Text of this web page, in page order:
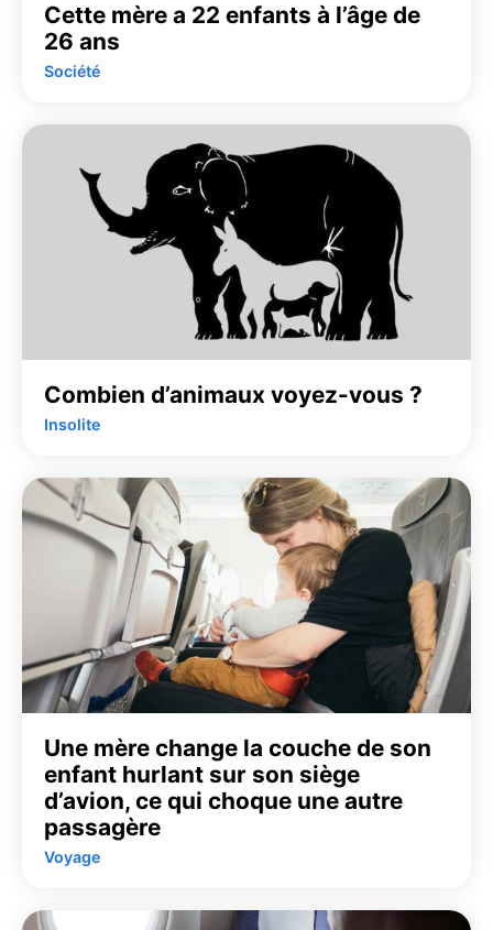
Cette mère a 22 enfants à l’âge de
26 ans
Société
Combien d’animaux voyez-vous ?
Insolite
Une mère change la couche de son
enfant hurlant sur son siège
d’avion, ce qui choque une autre
passagère
Voyage